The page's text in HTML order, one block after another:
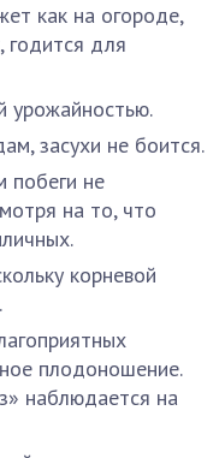
как на огороде,
годится для
урожайностью.
засухи не боится.
побеги не
на то, что
корневой
плодоношение.
наблюдается на